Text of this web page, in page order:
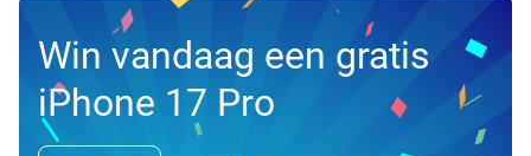
Win vandaag een gratis
iPhone 17 Pro